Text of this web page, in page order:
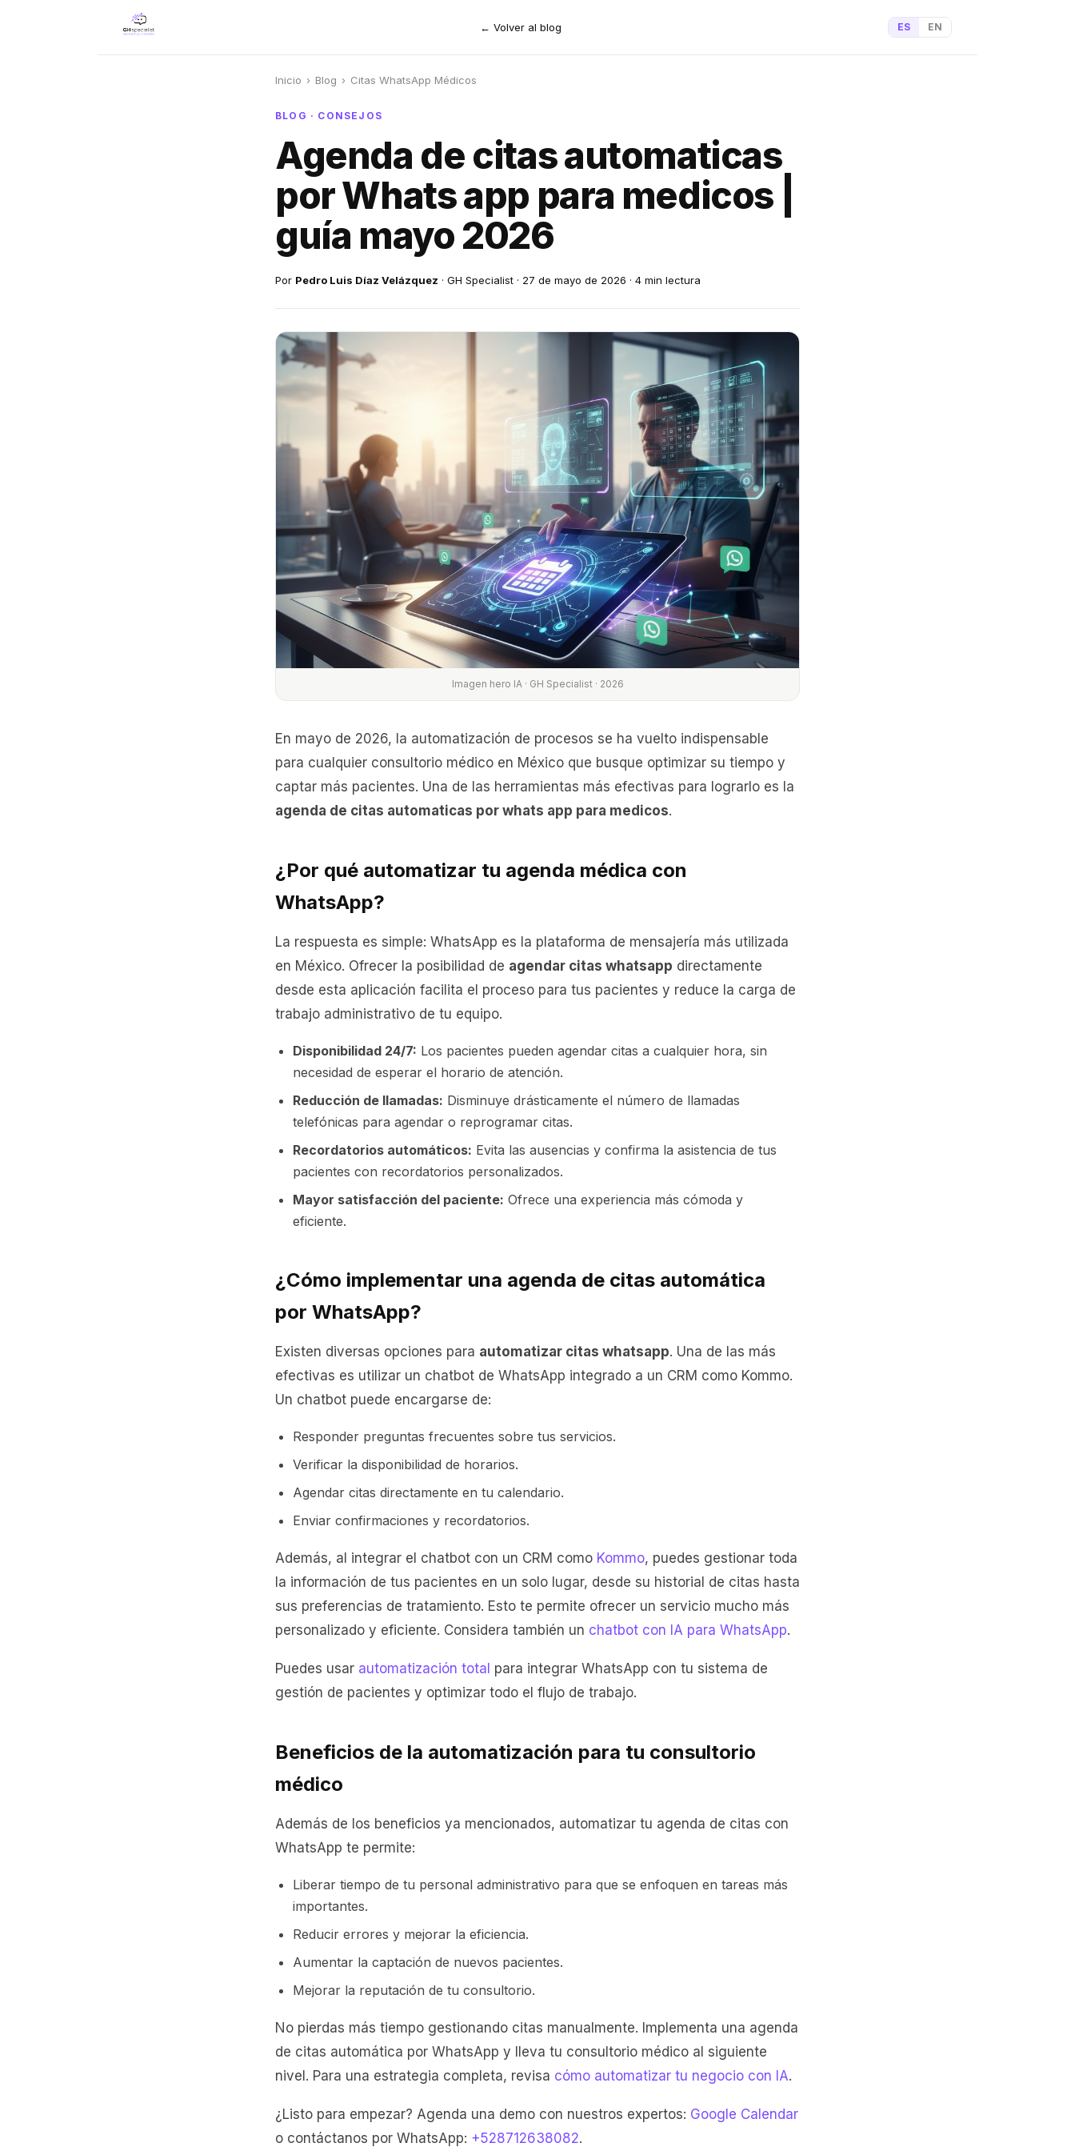
← Volver al blog ES EN
Inicio › Blog › Citas WhatsApp Médicos
BLOG · CONSEJOS
Agenda de citas automaticas
por Whats app para medicos |
guía mayo 2026
Por Pedro Luis Díaz Velázquez · GH Specialist · 27 de mayo de 2026 · 4 min lectura
Imagen hero IA · GH Specialist · 2026
En mayo de 2026, la automatización de procesos se ha vuelto indispensable
para cualquier consultorio médico en México que busque optimizar su tiempo y
captar más pacientes. Una de las herramientas más efectivas para lograrlo es la
agenda de citas automaticas por whats app para medicos.
¿Por qué automatizar tu agenda médica con
WhatsApp?
La respuesta es simple: WhatsApp es la plataforma de mensajería más utilizada
en México. Ofrecer la posibilidad de agendar citas whatsapp directamente
desde esta aplicación facilita el proceso para tus pacientes y reduce la carga de
trabajo administrativo de tu equipo.
Disponibilidad 24/7: Los pacientes pueden agendar citas a cualquier hora, sin
necesidad de esperar el horario de atención.
Reducción de llamadas: Disminuye drásticamente el número de llamadas
telefónicas para agendar o reprogramar citas.
Recordatorios automáticos: Evita las ausencias y confirma la asistencia de tus
pacientes con recordatorios personalizados.
Mayor satisfacción del paciente: Ofrece una experiencia más cómoda y
eficiente.
¿Cómo implementar una agenda de citas automática
por WhatsApp?
Existen diversas opciones para automatizar citas whatsapp. Una de las más
efectivas es utilizar un chatbot de WhatsApp integrado a un CRM como Kommo.
Un chatbot puede encargarse de:
Responder preguntas frecuentes sobre tus servicios.
Verificar la disponibilidad de horarios.
Agendar citas directamente en tu calendario.
Enviar confirmaciones y recordatorios.
Además, al integrar el chatbot con un CRM como Kommo, puedes gestionar toda
la información de tus pacientes en un solo lugar, desde su historial de citas hasta
sus preferencias de tratamiento. Esto te permite ofrecer un servicio mucho más
personalizado y eficiente. Considera también un chatbot con IA para WhatsApp.
Puedes usar automatización total para integrar WhatsApp con tu sistema de
gestión de pacientes y optimizar todo el flujo de trabajo.
Beneficios de la automatización para tu consultorio
médico
Además de los beneficios ya mencionados, automatizar tu agenda de citas con
WhatsApp te permite:
Liberar tiempo de tu personal administrativo para que se enfoquen en tareas más
importantes.
Reducir errores y mejorar la eficiencia.
Aumentar la captación de nuevos pacientes.
Mejorar la reputación de tu consultorio.
No pierdas más tiempo gestionando citas manualmente. Implementa una agenda
de citas automática por WhatsApp y lleva tu consultorio médico al siguiente
nivel. Para una estrategia completa, revisa cómo automatizar tu negocio con IA.
¿Listo para empezar? Agenda una demo con nuestros expertos: Google Calendar
o contáctanos por WhatsApp: +528712638082.